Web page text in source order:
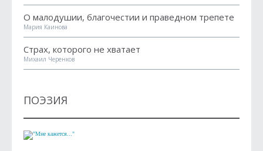
О малодушии, благочестии и праведном трепете
Мария Каинова
Страх, которого не хватает
Михаил Черенков
ПОЭЗИЯ